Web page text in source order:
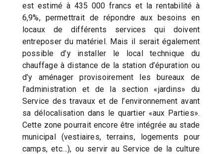
est estimé à 435 000 francs et la rentabilité à
6,9%, permettrait de répondre aux besoins en
locaux de différents services qui doivent
entreposer du matériel. Mais il serait également
possible d’y installer le local technique du
chauffage à distance de la station d’épuration ou
d’y aménager provisoirement les bureaux de
l’administration et de la section «jardins» du
Service des travaux et de l’environnement avant
sa délocalisation dans le quartier «aux Parties».
Cette zone pourrait encore être intégrée au stade
municipal (vestiaires, terrains, logements pour
camps, etc…), ou servir au Service de la culture